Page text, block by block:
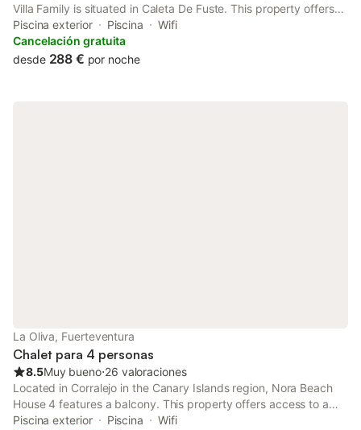
Villa Family is situated in Caleta De Fuste. This property offers
access to a patio, a pool table, free private parking and free
WiFi. The property is non-smoking and is located 1.
Piscina exterior Piscina
Wifi
Cancelación gratuita
desde 288 € por noche
La Oliva, Fuerteventura
Chalet para 4 personas
8.5Muy bueno⋅26 valoraciones
Located in Corralejo in the Canary Islands region, Nora Beach
House 4 features a balcony. This property offers access to a
terrace, free private parking and free WiFi. The property is non-
Piscina exterior Piscina
Wifi